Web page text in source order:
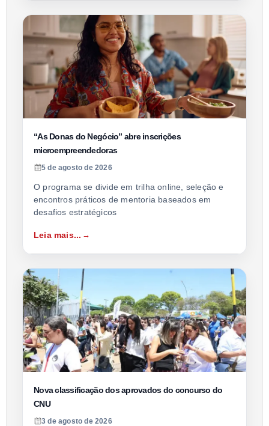
“As Donas do Negócio” abre inscrições
microempreendedoras
5 de agosto de 2026
O programa se divide em trilha online, seleção e
encontros práticos de mentoria baseados em
desafios estratégicos
Leia mais...
Nova classificação dos aprovados do concurso do
CNU
3 de agosto de 2026